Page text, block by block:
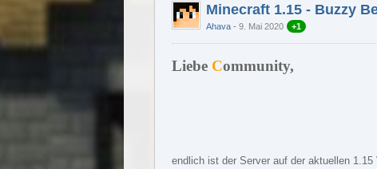
Minecraft 1.15 - Buzzy
Ahava 9. Mai 2020 +1
Liebe Community,
endlich ist der Server auf der aktuellen